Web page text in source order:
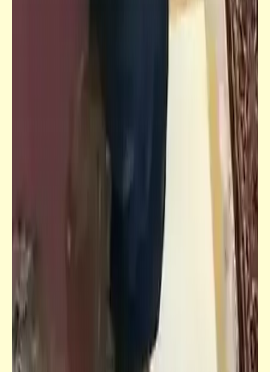
صور فوتوغرافية تاريخية نادرة للأسكندرية زمان
صور فوتوغرافية تاريخية نادرة للأسكندرية زمان